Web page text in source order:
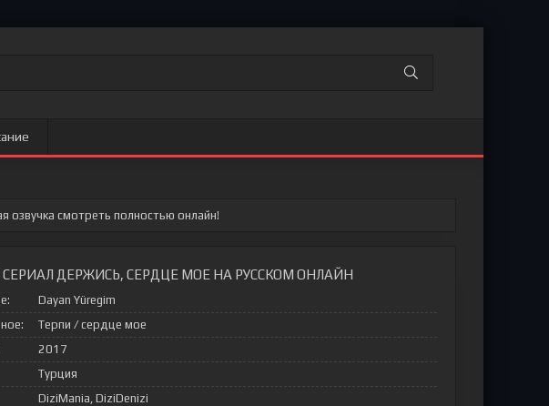
озвучка смотреть полностью онлайн!
ДЕРЖИСЬ, СЕРДЦЕ МОЕ НА РУССКОМ ОНЛАЙН
Dayan Yüregim
Терпи / сердце мое
2017
Турция
DiziMania, DiziDenizi